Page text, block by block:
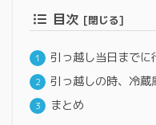
目次
引っ越し当日までに
引っ越しの時、冷蔵
まとめ